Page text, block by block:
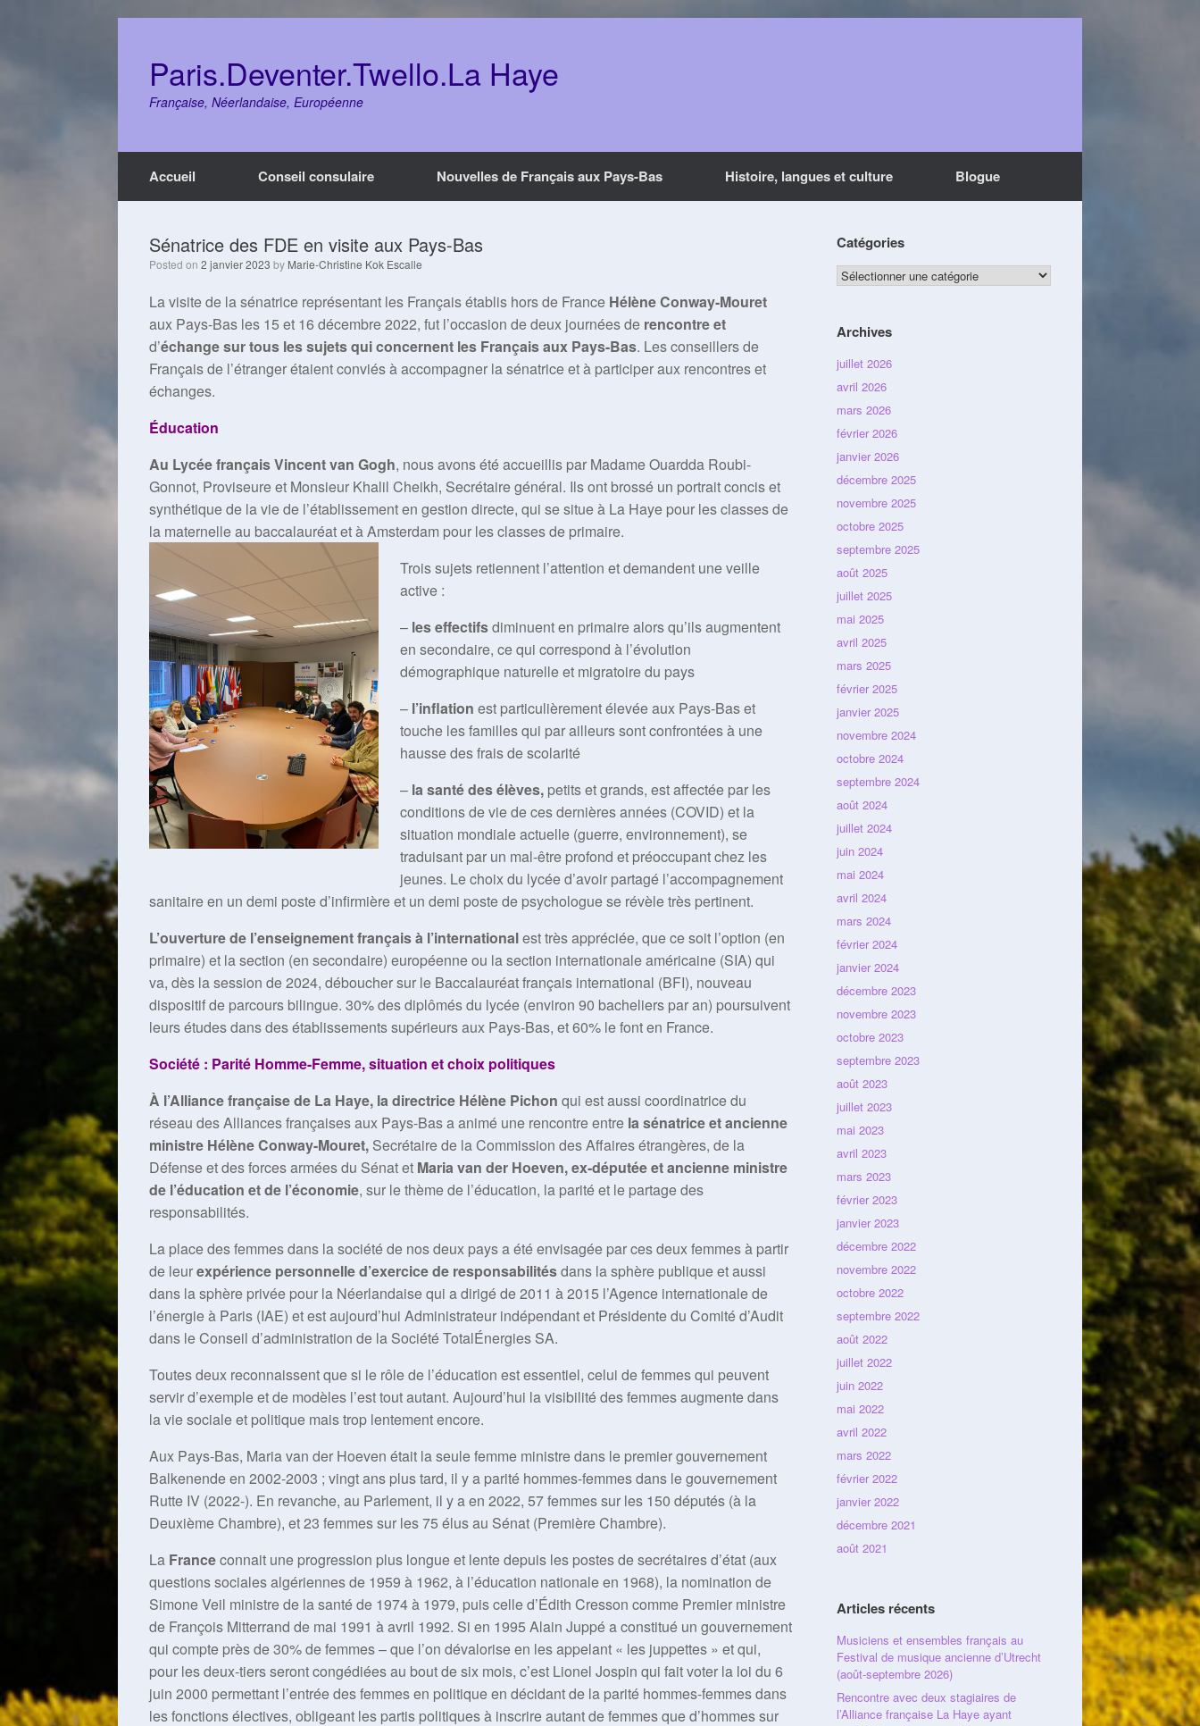
contentParis.Deventer.Twello.La Haye
Française, Néerlandaise, Européenne
Accueil Conseil consulaire Nouvelles de Français aux Pays-Bas Histoire, langues et culture Blogue
Sénatrice des FDE en visite aux Pays-Bas
Posted on 2 janvier 2023 by Marie-Christine Kok Escalle
La visite de la sénatrice représentant les Français établis hors de France Hélène Conway-Mouret
aux Pays-Bas les 15 et 16 décembre 2022, fut l’occasion de deux journées de rencontre et
d’échange sur tous les sujets qui concernent les Français aux Pays-Bas. Les conseillers de
Français de l’étranger étaient conviés à accompagner la sénatrice et à participer aux rencontres et
échanges.
Éducation
Au Lycée français Vincent van Gogh, nous avons été accueillis par Madame Ouardda Roubi-
Gonnot, Proviseure et Monsieur Khalil Cheikh, Secrétaire général. Ils ont brossé un portrait concis et
synthétique de la vie de l’établissement en gestion directe, qui se situe à La Haye pour les classes de
la maternelle au baccalauréat et à Amsterdam pour les classes de primaire.
Trois sujets retiennent l’attention et demandent une veille
active :
– les effectifsdiminuent en primaire alors qu’ils augmentent
en secondaire, ce qui correspond à l’évolution
démographique naturelle et migratoire du pays
– l’inflation est particulièrement élevée aux Pays-Bas et
touche les familles qui par ailleurs sont confrontées à une
hausse des frais de scolarité
– la santé des élèves, petits et grands, est affectée par les
conditions de vie de ces dernières années (COVID) et la
situation mondiale actuelle (guerre, environnement), se
traduisant par un mal-être profond et préoccupant chez les
jeunes. Le choix du lycée d’avoir partagé l’accompagnement
sanitaire en un demi poste d’infirmière et un demi poste de psychologue se révèle très pertinent.
L’ouverture de l’enseignement français à l’internationalest très appréciée, que ce soit l’option (en
primaire) et la section (en secondaire) européenne ou la section internationale américaine (SIA) qui
va, dès la session de 2024, déboucher sur le Baccalauréat français international (BFI), nouveau
dispositif de parcours bilingue. 30% des diplômés du lycée (environ 90 bacheliers par an) poursuivent
leurs études dans des établissements supérieurs aux Pays-Bas, et 60% le font en France.
Société : Parité Homme-Femme, situation et choix politiques
À l’Alliance française de La Haye, la directrice Hélène Pichon qui est aussi coordinatrice du
réseau des Alliances françaises aux Pays-Bas a animé une rencontre entre la sénatrice et ancienne
ministre Hélène Conway-Mouret, Secrétaire de la Commission des Affaires étrangères, de la
Défense et des forces armées du Sénat et Maria van der Hoeven, ex-députée et ancienne ministre
de l’éducation et de l’économie, sur le thème de l’éducation, la parité et le partage des
responsabilités.
La place des femmes dans la société de nos deux pays a été envisagée par ces deux femmes à partir
de leurexpérience personnelle d’exercice de responsabilitésdans la sphère publique et aussi
dans la sphère privée pour la Néerlandaise qui a dirigé de 2011 à 2015 l’Agence internationale de
l’énergie à Paris (IAE) et est aujourd’hui Administrateur indépendant et Présidente du Comité d’Audit
dans le Conseil d’administration de la Société TotalÉnergies SA.
Toutes deux reconnaissent que si le rôle de l’éducation est essentiel, celui de femmes qui peuvent
servir d’exemple et de modèles l’est tout autant. Aujourd’hui la visibilité des femmes augmente dans
la vie sociale et politique mais trop lentement encore.
Aux Pays-Bas, Maria van der Hoeven était la seule femme ministre dans le premier gouvernement
Balkenende en 2002-2003 ; vingt ans plus tard, il y a parité hommes-femmes dans le gouvernement
Rutte IV (2022-). En revanche, au Parlement, il y a en 2022, 57 femmes sur les 150 députés (à la
Deuxième Chambre), et 23 femmes sur les 75 élus au Sénat (Première Chambre).
La Franceconnait une progression plus longue et lente depuis les postes de secrétaires d’état (aux
questions sociales algériennes de 1959 à 1962, à l’éducation nationale en 1968), la nomination de
Simone Veil ministre de la santé de 1974 à 1979, puis celle d’Édith Cresson comme Premier ministre
de François Mitterrand de mai 1991 à avril 1992. Si en 1995 Alain Juppé a constitué un gouvernement
qui compte près de 30% de femmes – que l’on dévalorise en les appelant « les juppettes » et qui,
pour les deux-tiers seront congédiées au bout de six mois, c’est Lionel Jospin qui fait voter la loi du 6
juin 2000 permettant l’entrée des femmes en politique en décidant de la parité hommes-femmes dans
les fonctions électives, obligeant les partis politiques à inscrire autant de femmes que d’hommes sur
Catégories
Catégories
Archives
juillet 2026
avril 2026
mars 2026
février 2026
janvier 2026
décembre 2025
novembre 2025
octobre 2025
septembre 2025
août 2025
juillet 2025
mai 2025
avril 2025
mars 2025
février 2025
janvier 2025
novembre 2024
octobre 2024
septembre 2024
août 2024
juillet 2024
juin 2024
mai 2024
avril 2024
mars 2024
février 2024
janvier 2024
décembre 2023
novembre 2023
octobre 2023
septembre 2023
août 2023
juillet 2023
mai 2023
avril 2023
mars 2023
février 2023
janvier 2023
décembre 2022
novembre 2022
octobre 2022
septembre 2022
août 2022
juillet 2022
juin 2022
mai 2022
avril 2022
mars 2022
février 2022
janvier 2022
décembre 2021
août 2021
Articles récents
Musiciens et ensembles français au
Festival de musique ancienne d’Utrecht
(août-septembre 2026)
Rencontre avec deux stagiaires de
l’Alliance française La Haye ayant